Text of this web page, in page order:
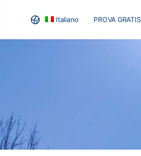
Italiano PROVA GRATIS